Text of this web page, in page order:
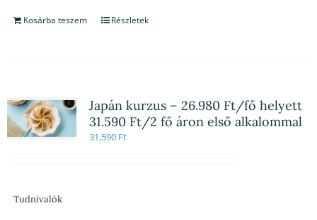
Kosárba teszem Részletek
Japán kurzus – 26.980 Ft/fő helyett
31.590 Ft/2 fő áron első alkalommal
31,590 Ft
Tudnivalók